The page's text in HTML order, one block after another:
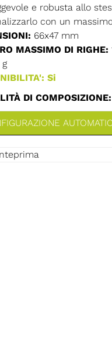
e robusta allo
con un
66x47 mm
MASSIMO DI RIGHE:
g
Si
DI COMPOSIZIONE: